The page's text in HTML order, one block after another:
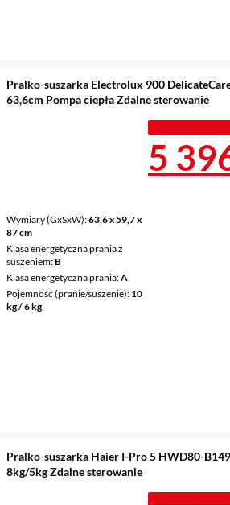
Pralko-suszarka Electrolux 900
63,6cm Pompa ciepła Zdalne sterowanie
Wymiary (GxSxW) 63,6 x 59,7 x
87 cm
Klasa energetyczna prania z
suszeniem B
Klasa energetyczna prania A
Pojemność (pranie/suszenie) 10
kg / 6 kg
5
Pralko-suszarka Haier I-Pro 5 HWD80-
8kg/5kg Zdalne sterowanie